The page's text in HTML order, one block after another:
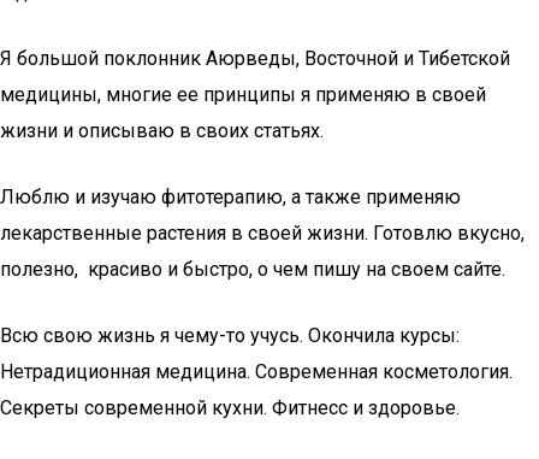
Я большой поклонник Аюрведы, Восточной и Тибетской
медицины, многие ее принципы я применяю в своей
жизни и описываю в своих статьях.
Люблю и изучаю фитотерапию, а также применяю
лекарственные растения в своей жизни. Готовлю вкусно,
полезно, красиво и быстро, о чем пишу на своем сайте.
Всю свою жизнь я чему-то учусь. Окончила курсы:
Нетрадиционная медицина. Современная косметология.
Секреты современной кухни. Фитнесс и здоровье.